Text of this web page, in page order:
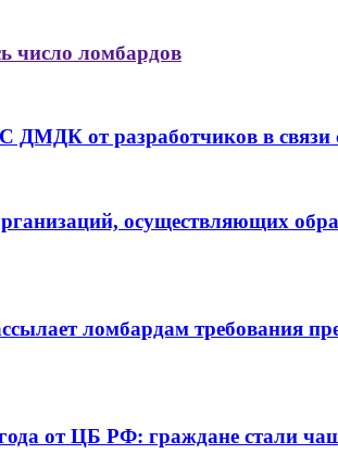
число ломбардов
от разработчиков в связи
осуществляющих
ломбардам требования
от ЦБ РФ: граждане стали